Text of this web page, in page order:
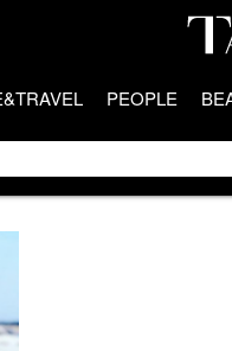
PEOPLE